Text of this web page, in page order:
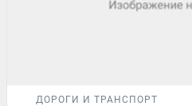
ДОРОГИ И ТРАНСПОРТ